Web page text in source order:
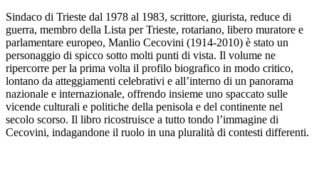
Sindaco di Trieste dal 1978 al 1983, scrittore, giurista, reduce di
guerra, membro della Lista per Trieste, rotariano, libero muratore e
parlamentare europeo, Manlio Cecovini (1914-2010) è stato un
personaggio di spicco sotto molti punti di vista. Il volume ne
ripercorre per la prima volta il profilo biografico in modo critico,
lontano da atteggiamenti celebrativi e all’interno di un panorama
nazionale e internazionale, offrendo insieme uno spaccato sulle
vicende culturali e politiche della penisola e del continente nel
secolo scorso. Il libro ricostruisce a tutto tondo l’immagine di
Cecovini, indagandone il ruolo in una pluralità di contesti differenti.